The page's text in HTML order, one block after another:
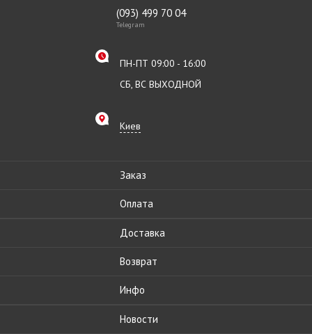
(093) 499 70 04
Telegram
ПН-ПТ 09:00 - 16:00
СБ, ВС ВЫХОДНОЙ
Киев
Заказ
Оплата
Доставка
Возврат
Инфо
Новости